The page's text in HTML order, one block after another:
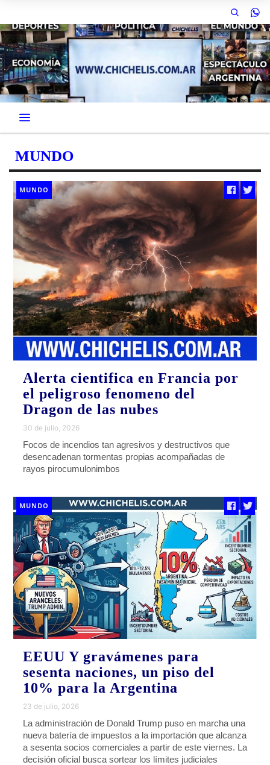
MUNDO
MUNDO
Alerta cientifica en Francia por
el peligroso fenomeno del
Dragon de las nubes
30 de julio, 2026
Focos de incendios tan agresivos y destructivos que
desencadenan tormentas propias acompañadas de
rayos pirocumulonimbos
MUNDO
EEUU Y gravámenes para
sesenta naciones, un piso del
10% para la Argentina
23 de julio, 2026
La administración de Donald Trump puso en marcha una
nueva batería de impuestos a la importación que alcanza
a sesenta socios comerciales a partir de este viernes. La
decisión oficial busca sortear los límites judiciales